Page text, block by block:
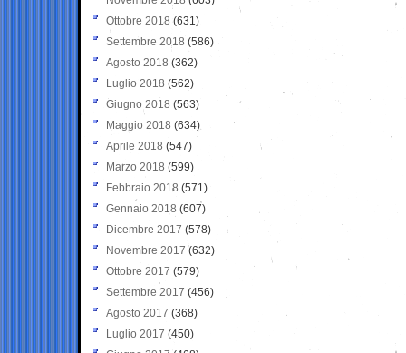
Ottobre 2018 (631)
Settembre 2018 (586)
Agosto 2018 (362)
Luglio 2018 (562)
Giugno 2018 (563)
Maggio 2018 (634)
Aprile 2018 (547)
Marzo 2018 (599)
Febbraio 2018 (571)
Gennaio 2018 (607)
Dicembre 2017 (578)
Novembre 2017 (632)
Ottobre 2017 (579)
Settembre 2017 (456)
Agosto 2017 (368)
Luglio 2017 (450)